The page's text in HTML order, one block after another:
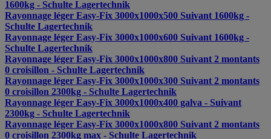
1600kg - Schulte Lagertechnik
Rayonnage léger Easy-Fix 3000x1000x500 Suivant 1600kg -
Schulte Lagertechnik
Rayonnage léger Easy-Fix 3000x1000x600 Suivant 1600kg -
Schulte Lagertechnik
Rayonnage léger Easy-Fix 3000x1000x800 Suivant 2 montants
0 croisillon - Schulte Lagertechnik
Rayonnage léger Easy-Fix 3000x1000x300 Suivant 2 montants
0 croisillon 2300kg - Schulte Lagertechnik
Rayonnage léger Easy-Fix 3000x1000x400 galva - Suivant
2300kg - Schulte Lagertechnik
Rayonnage léger Easy-Fix 3000x1000x800 Suivant 2 montants
0 croisillon 2300kg max - Schulte Lagertechnik